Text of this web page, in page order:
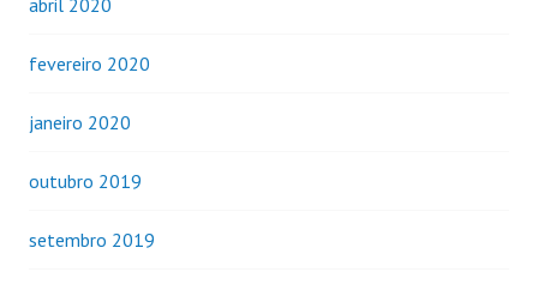
fevereiro 2020
janeiro 2020
outubro 2019
setembro 2019